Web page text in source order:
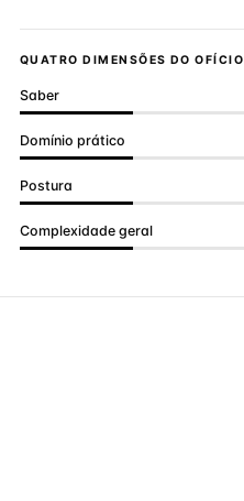
QUATRO DIMENSÕES DO OFÍCIO
Saber
Domínio prático
Postura
Complexidade geral